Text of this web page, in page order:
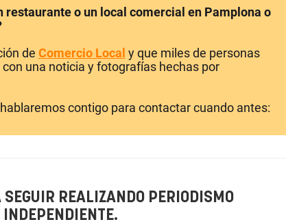
restaurante o un local comercial en Pamplona o
de Comercio Local y que miles de personas
una noticia y fotografías hechas por
contigo para contactar cuando antes:
REALIZANDO PERIODISMO
INDEPENDIENTE.